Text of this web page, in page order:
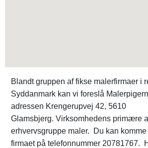
Blandt gruppen af fikse malerfirmaer i
Syddanmark kan vi foreslå
adressen Krengerupvej 42, 5610
Glamsbjerg. Virksomhedens primære
erhvervsgruppe maler. Du kan komme
firmaet på telefonnummer 20781767.